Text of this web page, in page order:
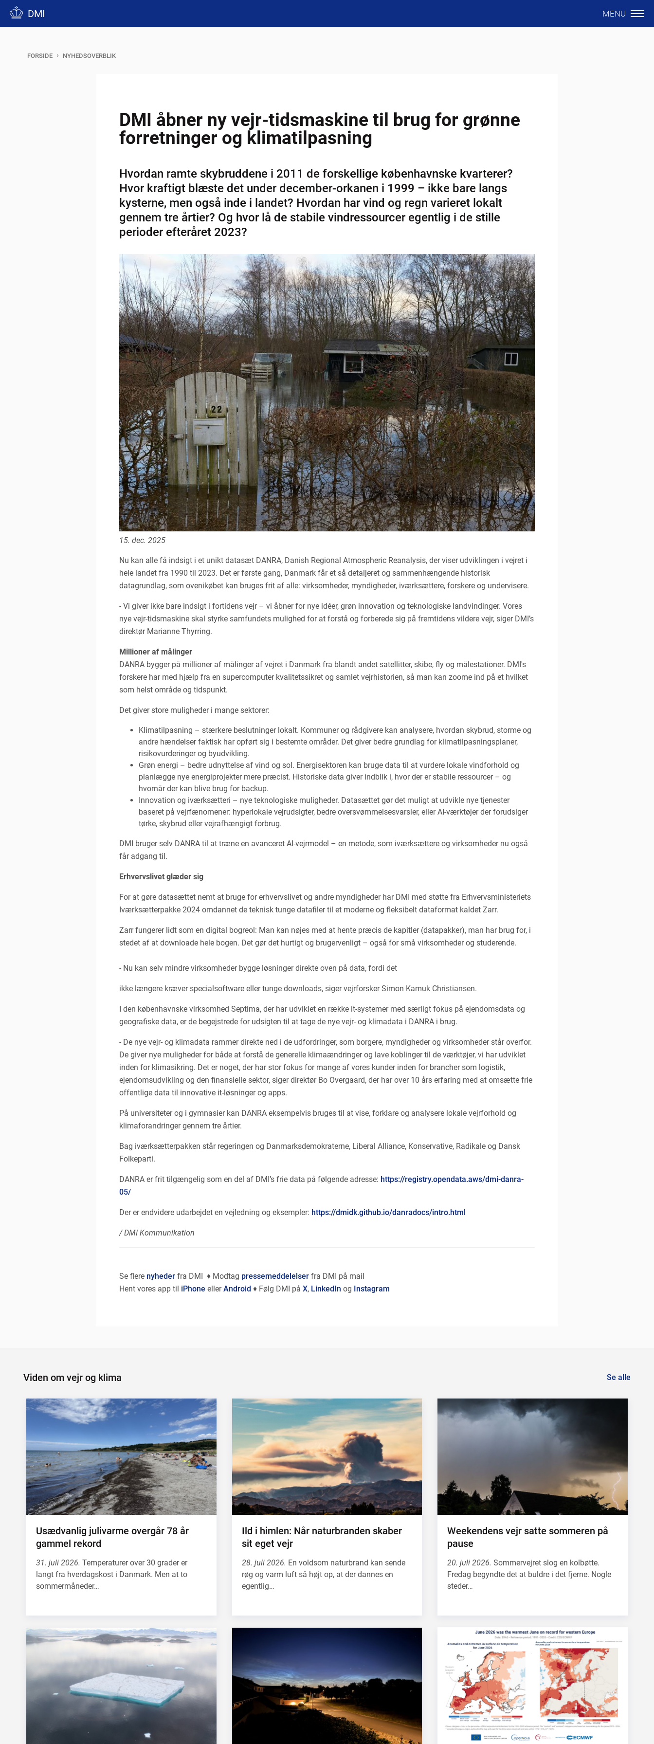
DMI MENU
FORSIDE NYHEDSOVERBLIK
DMI åbner ny vejr-tidsmaskine til brug for grønne
forretninger og klimatilpasning
Hvordan ramte skybruddene i 2011 de forskellige københavnske kvarterer?
Hvor kraftigt blæste det under december-orkanen i 1999 – ikke bare langs
kysterne, men også inde i landet? Hvordan har vind og regn varieret lokalt
gennem tre årtier? Og hvor lå de stabile vindressourcer egentlig i de stille
perioder efteråret 2023?
15. dec. 2025
Nu kan alle få indsigt i et unikt datasæt DANRA, Danish Regional Atmospheric Reanalysis, der viser udviklingen i vejret i
hele landet fra 1990 til 2023. Det er første gang, Danmark får et så detaljeret og sammenhængende historisk
datagrundlag, som ovenikøbet kan bruges frit af alle: virksomheder, myndigheder, iværksættere, forskere og undervisere.
- Vi giver ikke bare indsigt i fortidens vejr – vi åbner for nye idéer, grøn innovation og teknologiske landvindinger. Vores
nye vejr-tidsmaskine skal styrke samfundets mulighed for at forstå og forberede sig på fremtidens vildere vejr, siger DMI’s
direktør Marianne Thyrring.
Millioner af målinger
DANRA bygger på millioner af målinger af vejret i Danmark fra blandt andet satellitter, skibe, fly og målestationer. DMI's
forskere har med hjælp fra en supercomputer kvalitetssikret og samlet vejrhistorien, så man kan zoome ind på et hvilket
som helst område og tidspunkt.
Det giver store muligheder i mange sektorer:
Klimatilpasning – stærkere beslutninger lokalt. Kommuner og rådgivere kan analysere, hvordan skybrud, storme og
andre hændelser faktisk har opført sig i bestemte områder. Det giver bedre grundlag for klimatilpasningsplaner,
risikovurderinger og byudvikling.
Grøn energi – bedre udnyttelse af vind og sol. Energisektoren kan bruge data til at vurdere lokale vindforhold og
planlægge nye energiprojekter mere præcist. Historiske data giver indblik i, hvor der er stabile ressourcer – og
hvornår der kan blive brug for backup.
Innovation og iværksætteri – nye teknologiske muligheder. Datasættet gør det muligt at udvikle nye tjenester
baseret på vejrfænomener: hyperlokale vejrudsigter, bedre oversvømmelsesvarsler, eller AI-værktøjer der forudsiger
tørke, skybrud eller vejrafhængigt forbrug.
DMI bruger selv DANRA til at træne en avanceret AI-vejrmodel – en metode, som iværksættere og virksomheder nu også
får adgang til.
Erhvervslivet glæder sig
For at gøre datasættet nemt at bruge for erhvervslivet og andre myndigheder har DMI med støtte fra Erhvervsministeriets
Iværksætterpakke 2024 omdannet de teknisk tunge datafiler til et moderne og fleksibelt dataformat kaldet Zarr.
Zarr fungerer lidt som en digital bogreol: Man kan nøjes med at hente præcis de kapitler (datapakker), man har brug for, i
stedet af at downloade hele bogen. Det gør det hurtigt og brugervenligt – også for små virksomheder og studerende.
- Nu kan selv mindre virksomheder bygge løsninger direkte oven på data, fordi det
ikke længere kræver specialsoftware eller tunge downloads, siger vejrforsker Simon Kamuk Christiansen.
I den københavnske virksomhed Septima, der har udviklet en række it-systemer med særligt fokus på ejendomsdata og
geografiske data, er de begejstrede for udsigten til at tage de nye vejr- og klimadata i DANRA i brug.
- De nye vejr- og klimadata rammer direkte ned i de udfordringer, som borgere, myndigheder og virksomheder står overfor.
De giver nye muligheder for både at forstå de generelle klimaændringer og lave koblinger til de værktøjer, vi har udviklet
inden for klimasikring. Det er noget, der har stor fokus for mange af vores kunder inden for brancher som logistik,
ejendomsudvikling og den finansielle sektor, siger direktør Bo Overgaard, der har over 10 års erfaring med at omsætte frie
offentlige data til innovative it-løsninger og apps.
På universiteter og i gymnasier kan DANRA eksempelvis bruges til at vise, forklare og analysere lokale vejrforhold og
klimaforandringer gennem tre årtier.
Bag iværksætterpakken står regeringen og Danmarksdemokraterne, Liberal Alliance, Konservative, Radikale og Dansk
Folkeparti.
DANRA er frit tilgængelig som en del af DMI’s frie data på følgende adresse: https://registry.opendata.aws/dmi-danra-
05/
Der er endvidere udarbejdet en vejledning og eksempler: https://dmidk.github.io/danradocs/intro.html
/ DMI Kommunikation
Se flere nyheder fra DMI ♦ Modtag pressemeddelelser fra DMI på mail
Hent vores app til iPhone ellerAndroid ♦ Følg DMI på X, LinkedIn og Instagram
Viden om vejr og klima Se alle
Usædvanlig julivarme overgår 78 år
gammel rekord
31. juli 2026.Temperaturer over 30 grader er
langt fra hverdagskost i Danmark. Men at to
sommermåneder…
Ild i himlen: Når naturbranden skaber
sit eget vejr
28. juli 2026. En voldsom naturbrand kan sende
røg og varm luft så højt op, at der dannes en
egentlig…
Weekendens vejr satte sommeren på
pause
20. juli 2026.Sommervejret slog en kolbøtte.
Fredag begyndte det at buldre i det fjerne. Nogle
steder…